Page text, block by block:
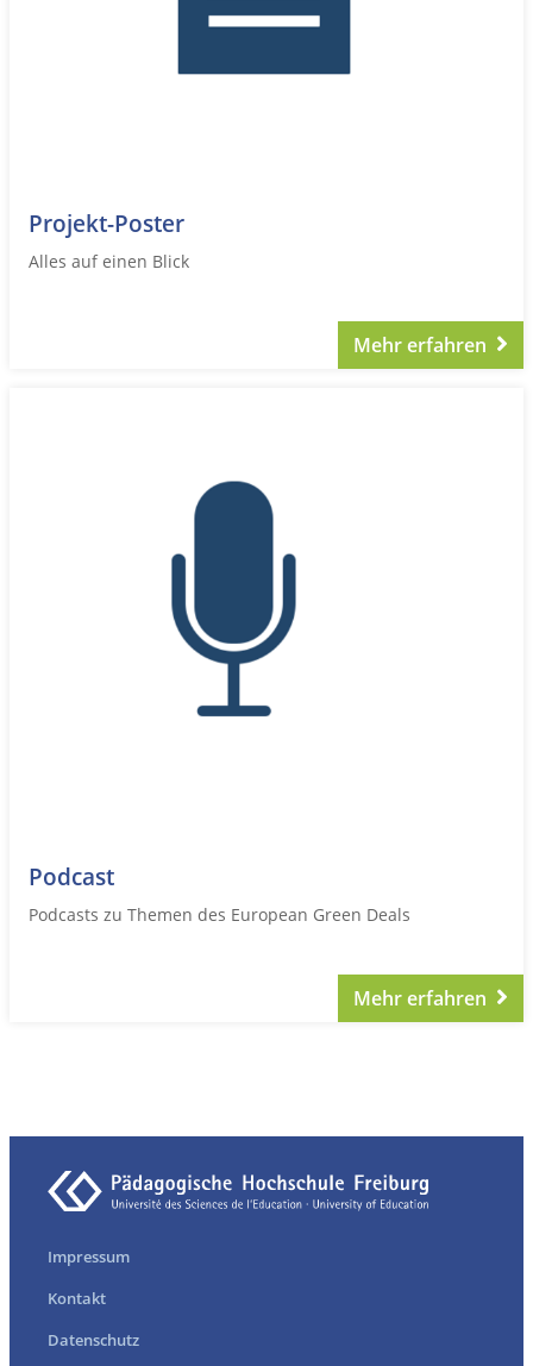
Projekt-Poster
Alles auf einen Blick
Mehr erfahren
Podcast
Podcasts zu Themen des European Green Deals
Mehr erfahren
Impressum
Kontakt
Datenschutz